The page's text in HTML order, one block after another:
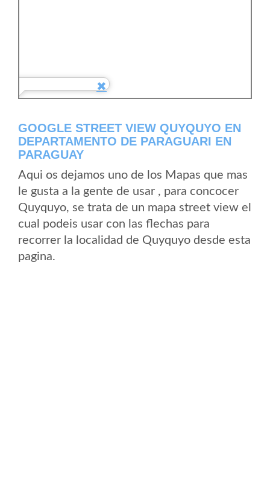
GOOGLE STREET VIEW QUYQUYO EN
DEPARTAMENTO DE PARAGUARI EN
PARAGUAY
Aqui os dejamos uno de los Mapas que mas
le gusta a la gente de usar , para concocer
Quyquyo, se trata de un mapa street view el
cual podeis usar con las flechas para
recorrer la localidad de Quyquyo desde esta
pagina.